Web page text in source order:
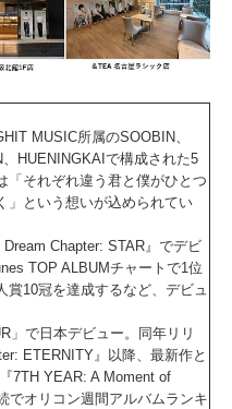
MUSIC所属のSOOBIN、
HUENINGKAIで構成された5
「それぞれ違う君と僕がひとつ
」という想いが込められてい
Chapter: STAR』でデビ
TOP ALBUMチャートで1位
賞10冠を達成するなど、デビュ
」で日本デビュー。同年リリ
ETERNITY』以降、最新作と
7TH YEAR: A Moment of
でオリコン週間アルバムランキ